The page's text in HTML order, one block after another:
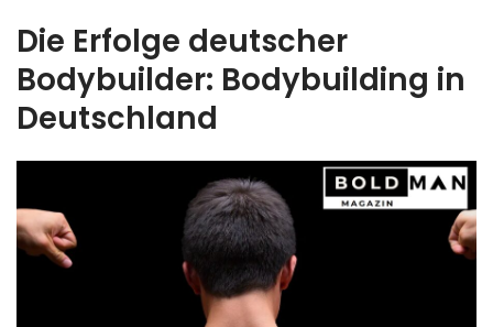
Die Erfolge deutscher
Bodybuilder: Bodybuilding in
Deutschland